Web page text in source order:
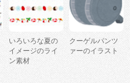
いろいろな夏の
イメージのライ
ン素材
クーゲルパンツ
ァーのイラスト